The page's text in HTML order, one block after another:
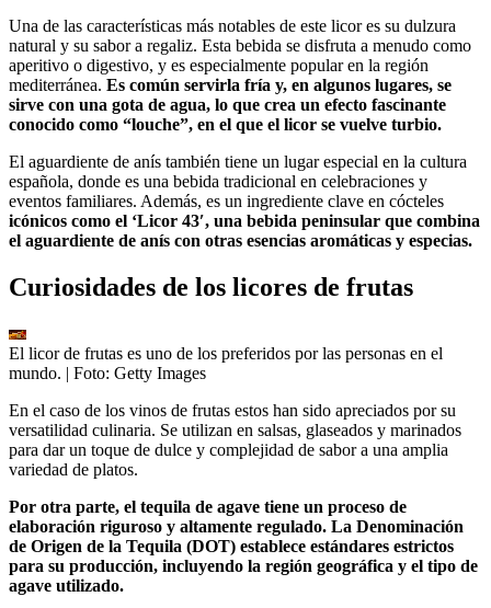
Una de las características más notables de este licor es su dulzura
natural y su sabor a regaliz. Esta bebida se disfruta a menudo como
aperitivo o digestivo, y es especialmente popular en la región
mediterránea. Es común servirla fría y, en algunos lugares, se
sirve con una gota de agua, lo que crea un efecto fascinante
conocido como “louche”, en el que el licor se vuelve turbio.
El aguardiente de anís también tiene un lugar especial en la cultura
española, donde es una bebida tradicional en celebraciones y
eventos familiares. Además, es un ingrediente clave en cócteles
icónicos como el ‘Licor 43′, una bebida peninsular que combina
el aguardiente de anís con otras esencias aromáticas y especias.
Curiosidades de los licores de frutas
El licor de frutas es uno de los preferidos por las personas en el
mundo. | Foto: Getty Images
En el caso de los vinos de frutas estos han sido apreciados por su
versatilidad culinaria. Se utilizan en salsas, glaseados y marinados
para dar un toque de dulce y complejidad de sabor a una amplia
variedad de platos.
Por otra parte, el tequila de agave tiene un proceso de
elaboración riguroso y altamente regulado. La Denominación
de Origen de la Tequila (DOT) establece estándares estrictos
para su producción, incluyendo la región geográfica y el tipo de
agave utilizado.